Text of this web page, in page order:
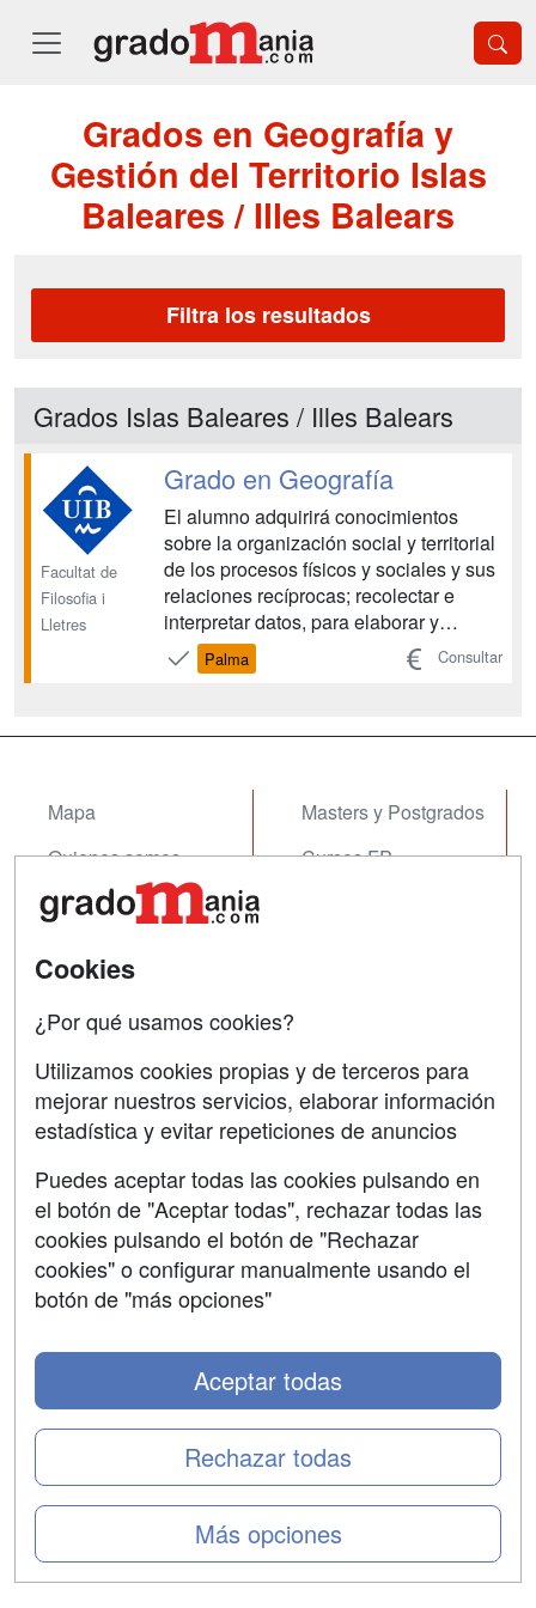
Grados en Geografía y
Gestión del Territorio Islas
Baleares / Illes Balears
Filtra los resultados
Grados Islas Baleares / Illes Balears
Facultat de
Filosofia i
Lletres
Grado en Geografía
El alumno adquirirá conocimientos
sobre la organización social y territorial
de los procesos físicos y sociales y sus
relaciones recíprocas; recolectar e
interpretar datos, para elaborar y
defender argumentos y transmitir ideas,
problemas y soluciones; desarrollar
Palma Consultar
Mapa
Quienes somos
Tarifas publicidad
Masters y Postgrados
Cursos FP
Contactar
Confidencialidad
Copyleft
SÍGUENOS EN:
Cookies
¿Por qué usamos cookies?
Utilizamos cookies propias y de terceros para
mejorar nuestros servicios, elaborar información
estadística y evitar repeticiones de anuncios
Puedes aceptar todas las cookies pulsando en
el botón de "Aceptar todas", rechazar todas las
cookies pulsando el botón de "Rechazar
cookies" o configurar manualmente usando el
botón de "más opciones"
Más opciones
Rechazar todas
Aceptar todas